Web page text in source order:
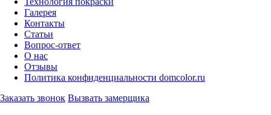
Галерея
Контакты
Статьи
Вопрос-ответ
О нас
Отзывы
Политика конфиденциальности domcolor.ru
Заказать звонок Вызвать замерщика